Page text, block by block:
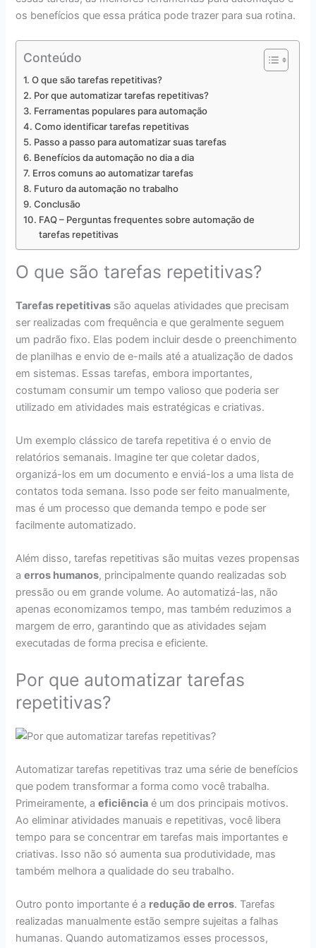
os benefícios que essa prática pode trazer para sua rotina.
Conteúdo
O que são tarefas repetitivas?
Por que automatizar tarefas repetitivas?
Ferramentas populares para automação
Como identificar tarefas repetitivas
Passo a passo para automatizar suas tarefas
Benefícios da automação no dia a dia
Erros comuns ao automatizar tarefas
Futuro da automação no trabalho
Conclusão
FAQ – Perguntas frequentes sobre automação de
tarefas repetitivas
O que são tarefas repetitivas?
Tarefas repetitivas são aquelas atividades que precisam
ser realizadas com frequência e que geralmente seguem
um padrão fixo. Elas podem incluir desde o preenchimento
de planilhas e envio de e-mails até a atualização de dados
em sistemas. Essas tarefas, embora importantes,
costumam consumir um tempo valioso que poderia ser
utilizado em atividades mais estratégicas e criativas.
Um exemplo clássico de tarefa repetitiva é o envio de
relatórios semanais. Imagine ter que coletar dados,
organizá-los em um documento e enviá-los a uma lista de
contatos toda semana. Isso pode ser feito manualmente,
mas é um processo que demanda tempo e pode ser
facilmente automatizado.
Além disso, tarefas repetitivas são muitas vezes propensas
aerros humanos, principalmente quando realizadas sob
pressão ou em grande volume. Ao automatizá-las, não
apenas economizamos tempo, mas também reduzimos a
margem de erro, garantindo que as atividades sejam
executadas de forma precisa e eficiente.
Por que automatizar tarefas
repetitivas?
Automatizar tarefas repetitivas traz uma série de benefícios
que podem transformar a forma como você trabalha.
Primeiramente, aeficiência é um dos principais motivos.
Ao eliminar atividades manuais e repetitivas, você libera
tempo para se concentrar em tarefas mais importantes e
criativas. Isso não só aumenta sua produtividade, mas
também melhora a qualidade do seu trabalho.
Outro ponto importante é a redução de erros. Tarefas
realizadas manualmente estão sempre sujeitas a falhas
humanas. Quando automatizamos esses processos,